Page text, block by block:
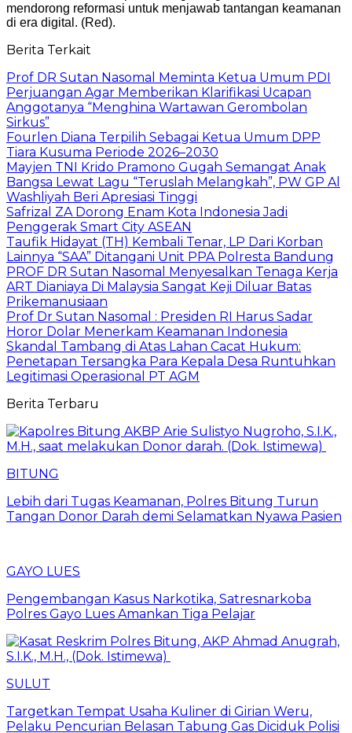
mendorong reformasi untuk menjawab tantangan keamanan
di era digital. (Red).
Berita Terkait
Prof DR Sutan Nasomal Meminta Ketua Umum PDI
Perjuangan Agar Memberikan Klarifikasi Ucapan
Anggotanya “Menghina Wartawan Gerombolan
Sirkus”
Fourlen Diana Terpilih Sebagai Ketua Umum DPP
Tiara Kusuma Periode 2026–2030
Mayjen TNI Krido Pramono Gugah Semangat Anak
Bangsa Lewat Lagu “Teruslah Melangkah”, PW GP Al
Washliyah Beri Apresiasi Tinggi
Safrizal ZA Dorong Enam Kota Indonesia Jadi
Penggerak Smart City ASEAN
Taufik Hidayat (TH) Kembali Tenar, LP Dari Korban
Lainnya “SAA” Ditangani Unit PPA Polresta Bandung
PROF DR Sutan Nasomal Menyesalkan Tenaga Kerja
ART Dianiaya Di Malaysia Sangat Keji Diluar Batas
Prikemanusiaan
Prof Dr Sutan Nasomal : Presiden RI Harus Sadar
Horor Dolar Menerkam Keamanan Indonesia
Skandal Tambang di Atas Lahan Cacat Hukum:
Penetapan Tersangka Para Kepala Desa Runtuhkan
Legitimasi Operasional PT AGM
Berita Terbaru
BITUNG
Lebih dari Tugas Keamanan, Polres Bitung Turun
Tangan Donor Darah demi Selamatkan Nyawa Pasien
GAYO LUES
Pengembangan Kasus Narkotika, Satresnarkoba
Polres Gayo Lues Amankan Tiga Pelajar
SULUT
Targetkan Tempat Usaha Kuliner di Girian Weru,
Pelaku Pencurian Belasan Tabung Gas Diciduk Polisi